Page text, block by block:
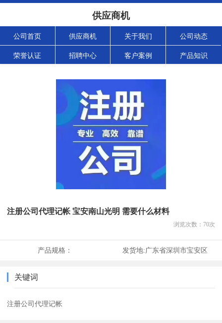
供应商机
公司首页 供应商机 关于我们 公司动态
荣誉认证 招聘中心 客户案例 产品知识
注册公司代理记帐 宝安南山光明 需要什么材料
浏览次数： 70次
产品规格： 发货地:广东省深圳市宝安区
关键词
注册公司代理记帐